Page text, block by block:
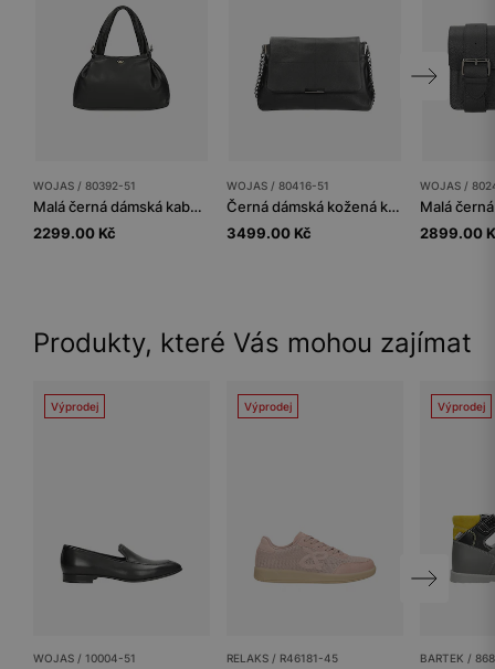
WOJAS / 80392-51
Malá černá dámská kabelka z hladké kůže
2299.00 Kč
WOJAS / 80416-51
Černá dámská kožená kabelka s řetízkem na popruhu
3499.00 Kč
WOJAS /
2899.00
Produkty, které Vás mohou zajímat
Výprodej
WOJAS / 10004-51
Výprodej
RELAKS / R46181-45
Výprodej
BARTEK /